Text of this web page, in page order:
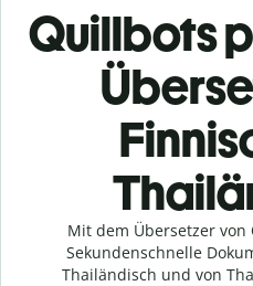
Quillbots
Mit dem Übersetzer
Sekundenschnelle
Thailändisch und von